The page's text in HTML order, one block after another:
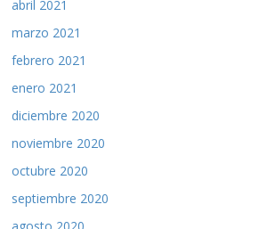
abril 2021
marzo 2021
febrero 2021
enero 2021
diciembre 2020
noviembre 2020
octubre 2020
septiembre 2020